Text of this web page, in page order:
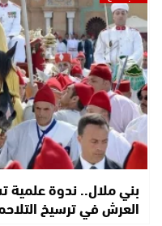
بني ملال.. ندوة علمية
العرش في ترسيخ